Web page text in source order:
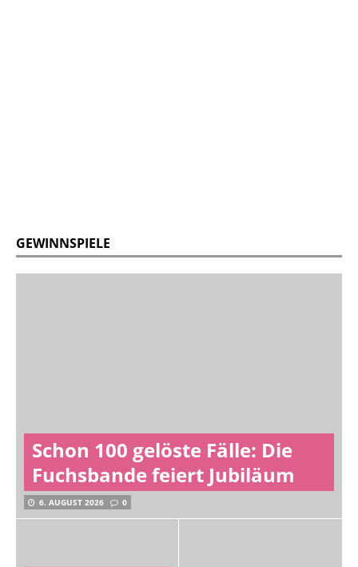
GEWINNSPIELE
Schon 100 gelöste Fälle: Die
Fuchsbande feiert Jubiläum
6. AUGUST 2026 0